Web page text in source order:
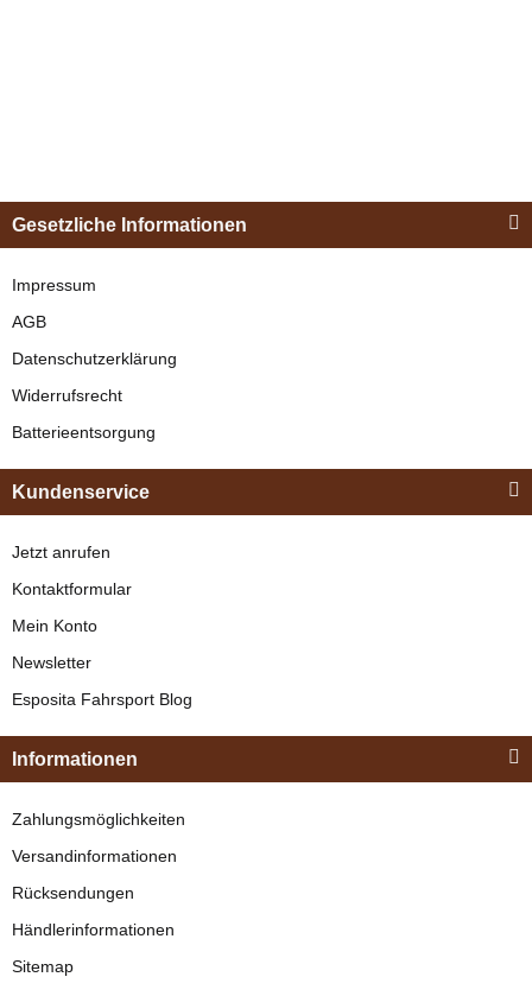
"Shettyglück"
"Shettyglück"
Braun
329,00 €*
Gesetzliche Informationen
Impressum
AGB
Datenschutzerklärung
Widerrufsrecht
Batterieentsorgung
Kundenservice
Jetzt anrufen
Kontaktformular
Mein Konto
Newsletter
Esposita Fahrsport Blog
Informationen
Zahlungsmöglichkeiten
Versandinformationen
Rücksendungen
Händlerinformationen
Sitemap